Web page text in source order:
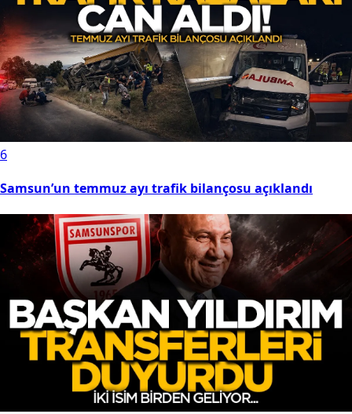
6
Samsun’un temmuz ayı trafik bilançosu açıklandı